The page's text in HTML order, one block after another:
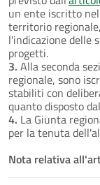
un ente iscritto
territorio
l'indicazione delle
progetti.
3. Alla seconda
regionale, sono
stabiliti con
quanto disposto
4. La Giunta
per la tenuta
Nota relativa